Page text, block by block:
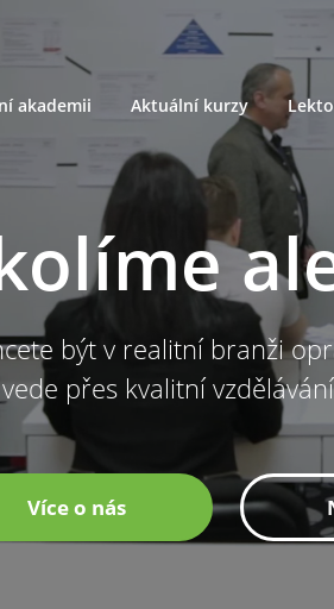
akademii Aktuální kurzy
být v realitní branži
přes kvalitní
Více o nás